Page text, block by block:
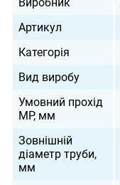
Артикул
Категорія
Вид виробу
Умовний прохід
МР, мм
Зовнішній
діаметр труби,
мм